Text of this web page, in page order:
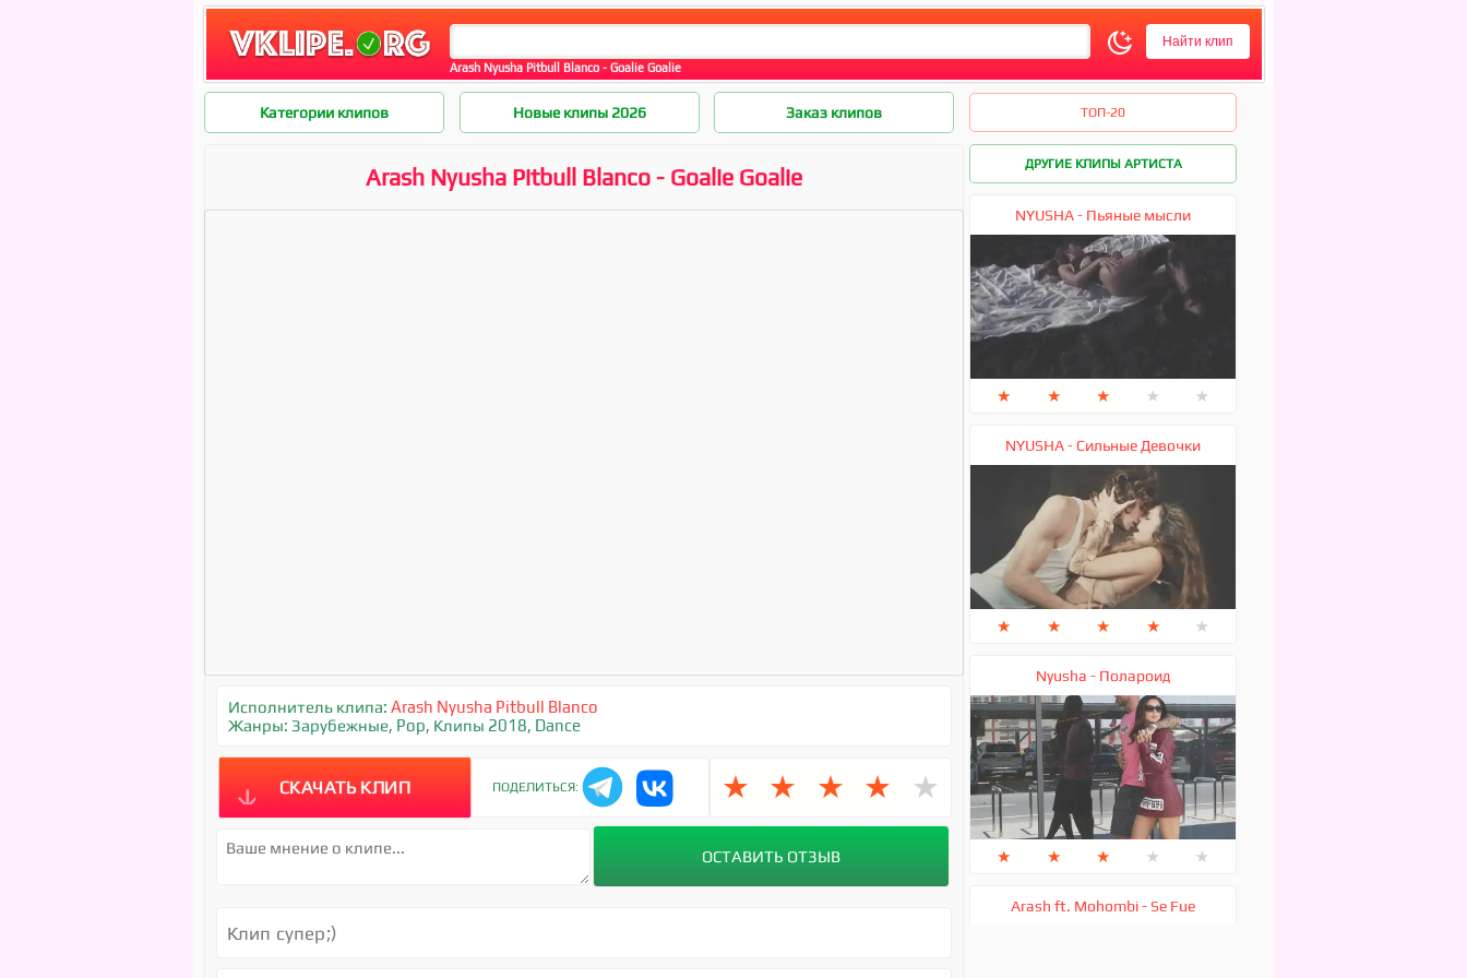
Arash Nyusha Pitbull Blanco - Goalie Goalie
Категории клипов Новые клипы 2026 Заказ клипов ТОП-20
Arash Nyusha Pitbull Blanco - Goalie Goalie
Исполнитель клипа: Arash Nyusha Pitbull Blanco
Жанры: Зарубежные, Pop, Клипы 2018, Dance
СКАЧАТЬ КЛИП ПОДЕЛИТЬСЯ: ★ ★ ★ ★ ★
Клип супер;)
ДРУГИЕ КЛИПЫ АРТИСТА
NYUSHA - Пьяные мысли
★ ★ ★ ★ ★
NYUSHA - Сильные Девочки
★ ★ ★ ★ ★
Nyusha - Полароид
★ ★ ★ ★ ★
Arash ft. Mohombi - Se Fue